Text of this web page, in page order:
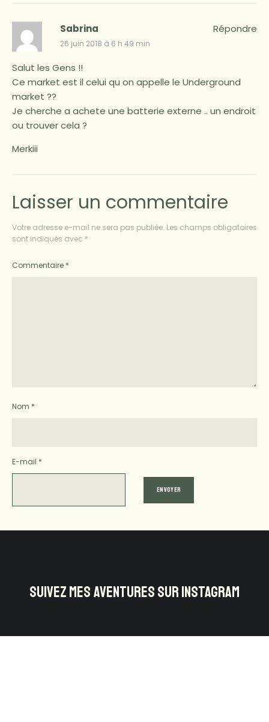
Sabrina
26 juin 2018 à 6 h 49 min
Salut les Gens !!
Ce market est il celui qu on appelle le Underground
market ??
Je cherche a achete une batterie externe .. un endroit
ou trouver cela ?
Merkiii
Répondre
Laisser un commentaire
Votre adresse e-mail ne sera pas publiée. Les champs obligatoires
sont indiqués avec *
Commentaire *
Nom *
E-mail *
SUIVEZ MES AVENTURES SUR INSTAGRAM